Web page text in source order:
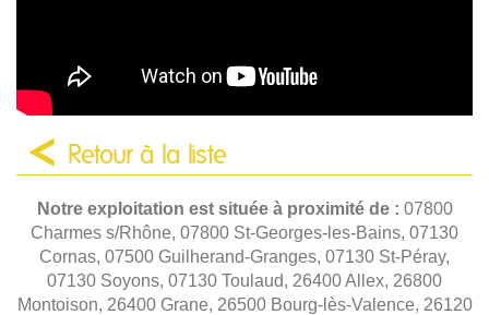
Retour à la liste
Notre exploitation est située à proximité de : 07800
Charmes s/Rhône, 07800 St-Georges-les-Bains, 07130
Cornas, 07500 Guilherand-Granges, 07130 St-Péray,
07130 Soyons, 07130 Toulaud, 26400 Allex, 26800
Montoison, 26400 Grane, 26500 Bourg-lès-Valence, 26120